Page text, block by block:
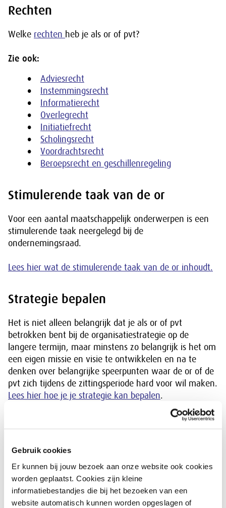
Gebruik cookies
Er kunnen bij jouw bezoek aan onze website ook cookies
worden geplaatst. Cookies zijn kleine
informatiebestandjes die bij het bezoeken van een
website automatisch kunnen worden opgeslagen of
Rechten
Welke rechten heb je als or of pvt?
Zie ook:
Adviesrecht
Instemmingsrecht
Informatierecht
Overlegrecht
Initiatiefrecht
Scholingsrecht
Voordrachtsrecht
Beroepsrecht en geschillenregeling
Stimulerende taak van de or
Voor een aantal maatschappelijk onderwerpen is een
stimulerende taak neergelegd bij de
ondernemingsraad.
Lees hier wat de stimulerende taak van de or inhoudt.
Strategie bepalen
Het is niet alleen belangrijk dat je als or of pvt
betrokken bent bij de organisatiestrategie op de
langere termijn, maar minstens zo belangrijk is het om
een eigen missie en visie te ontwikkelen en na te
denken over belangrijke speerpunten waar de or of de
pvt zich tijdens de zittingsperiode hard voor wil maken.
Lees hier hoe je je strategie kan bepalen.
met je bestuurder
Overleg met toezichthouders
Het is belangrijk om met de raad van commissarissen